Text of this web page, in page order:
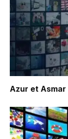
Azur et Asmar